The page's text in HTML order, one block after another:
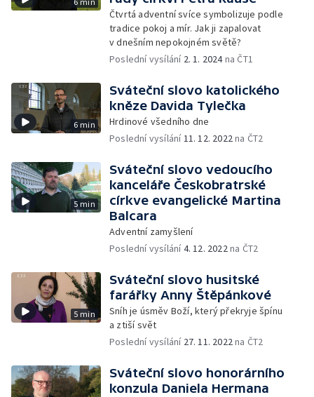
Čtvrtá adventní svíce symbolizuje podle
tradice pokoj a mír. Jak ji zapalovat
v dnešním nepokojném světě?
Poslední vysílání 2. 1. 2024na ČT1
6 min
Sváteční slovo katolického
kněze Davida Tylečka
Hrdinové všedního dne
Poslední vysílání11. 12. 2022na ČT2
5 min
Sváteční slovo vedoucího
kanceláře Českobratrské
církve evangelické Martina
Balcara
Adventní zamyšlení
Poslední vysílání4. 12. 2022na ČT2
5 min
Sváteční slovo husitské
farářky Anny Štěpánkové
Sníh je úsměv Boží, který překryje špínu
a ztiší svět
Poslední vysílání 27. 11. 2022na ČT2
Sváteční slovo honorárního
konzula Daniela Hermana